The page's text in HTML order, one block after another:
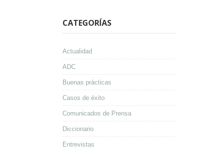
CATEGORÍAS
Actualidad
ADC
Buenas prácticas
Casos de éxito
Comunicados de Prensa
Diccionario
Entrevistas